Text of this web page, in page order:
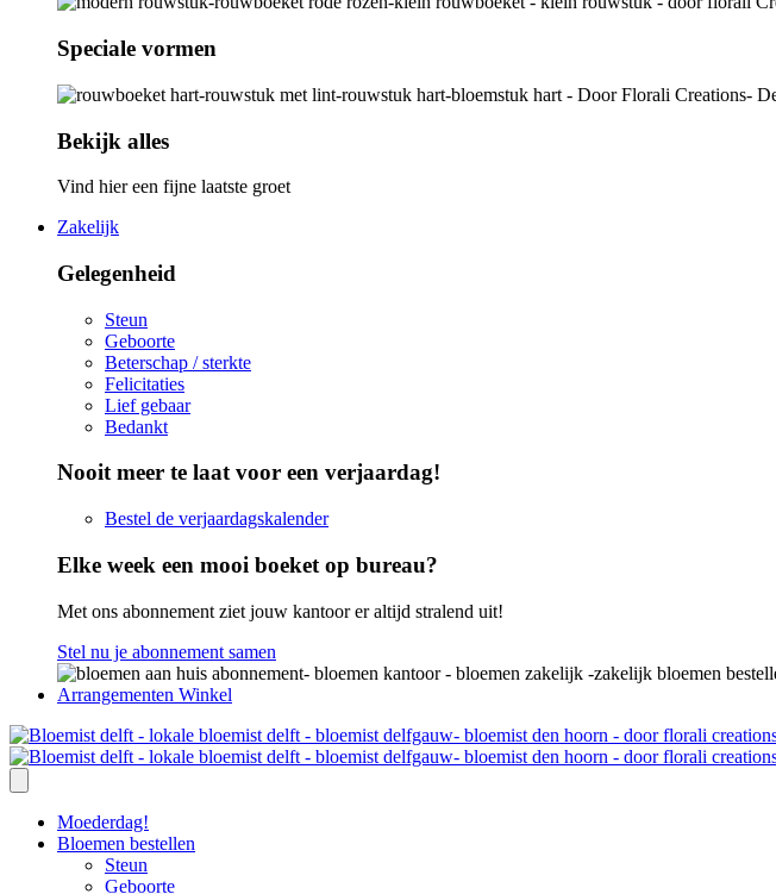
Speciale vormen
Bekijk alles
Vind hier een fijne laatste groet
Zakelijk
Gelegenheid
Steun
Geboorte
Beterschap / sterkte
Felicitaties
Lief gebaar
Bedankt
Nooit meer te laat voor een verjaardag!
Bestel de verjaardagskalender
Elke week een mooi boeket op bureau?
Met ons abonnement ziet jouw kantoor er altijd stralend uit!
Stel nu je abonnement samen
Arrangementen Winkel
Moederdag!
Bloemen bestellen
Steun
Geboorte